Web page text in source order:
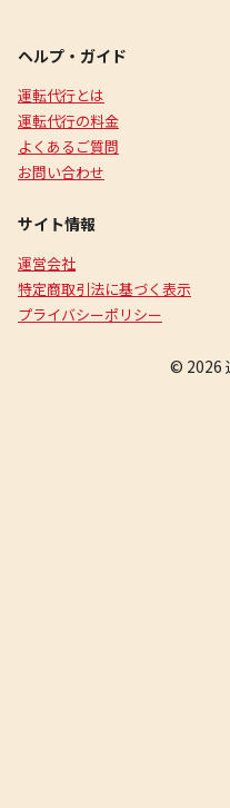
ヘルプ・ガイド
運転代行とは
運転代行の料金
よくあるご質問
お問い合わせ
サイト情報
運営会社
特定商取引法に基づく表示
プライバシーポリシー
© 2026